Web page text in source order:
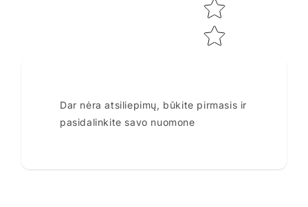
Dar nėra atsiliepimų, būkite pirmasis ir
pasidalinkite savo nuomone